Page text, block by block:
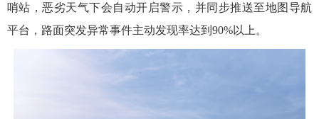
哨站，恶劣天气下会自动开启警示，并同步推送至地图导航
平台，路面突发异常事件主动发现率达到90%以上。